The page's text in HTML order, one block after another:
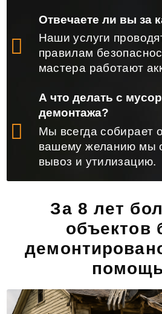
Отвечаете ли вы за
Наши услуги
правилам
мастера работают
А что делать с
демонтажа?
Мы всегда собирает
вашему желанию мы
вывоз и утилизацию.
За 8 лет
объектов